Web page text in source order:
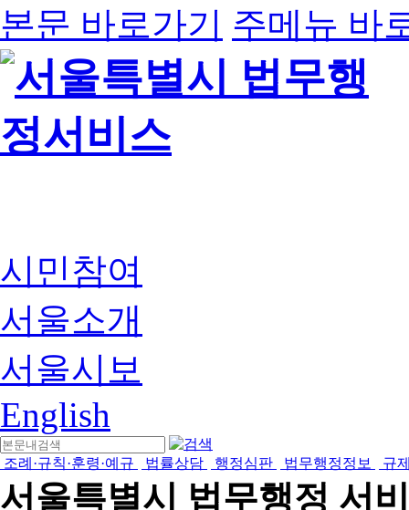
본문 바로가기 주메뉴 바
시민참여
서울소개
서울시보
English
조례·규칙·훈령·예규 법률상담 행정심판 법무행정정보 규
서울특별시 법무행정 서